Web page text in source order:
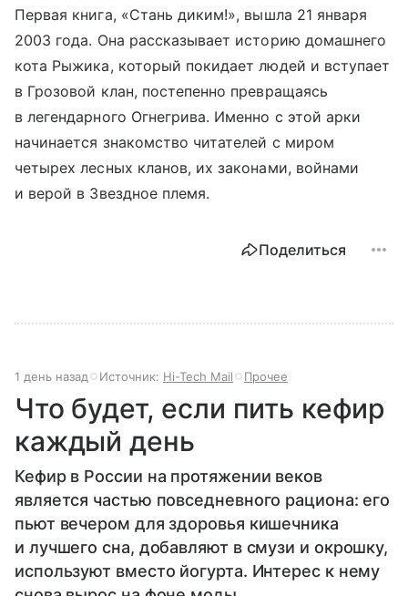
Первая книга, «Стань диким!», вышла 21 января
2003 года. Она рассказывает историю домашнего
кота Рыжика, который покидает людей и вступает
в Грозовой клан, постепенно превращаясь
в легендарного Огнегрива. Именно с этой арки
начинается знакомство читателей с миром
четырех лесных кланов, их законами, войнами
и верой в Звездное племя.
Поделиться
1 день назад Источник: Hi-Tech Mail Прочее
Что будет, если пить кефир
каждый день
Кефир в России на протяжении веков
является частью повседневного рациона: его
пьют вечером для здоровья кишечника
и лучшего сна, добавляют в смузи и окрошку,
используют вместо йогурта. Интерес к нему